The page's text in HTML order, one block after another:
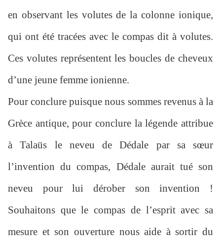
en observant les volutes de la colonne ionique,
qui ont été tracées avec le compas dit à volutes.
Ces volutes représentent les boucles de cheveux
d’une jeune femme ionienne.
Pour conclure puisque nous sommes revenus à la
Grèce antique, pour conclure la légende attribue
à Talaüs le neveu de Dédale par sa sœur
l’invention du compas, Dédale aurait tué son
neveu pour lui dérober son invention !
Souhaitons que le compas de l’esprit avec sa
mesure et son ouverture nous aide à sortir du